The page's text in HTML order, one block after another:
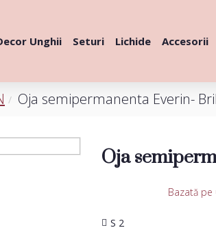
Unghii Seturi Lichide Accesorii
Oja semipermanenta Everin-
Oja
S 2
Bazată pe